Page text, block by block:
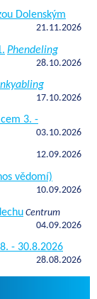
Dolenským
21.11.2026
Phendeling
28.10.2026
17.10.2026
3. -
03.10.2026
12.09.2026
vědomí)
10.09.2026
Centrum
04.09.2026
- 30.8.2026
28.08.2026